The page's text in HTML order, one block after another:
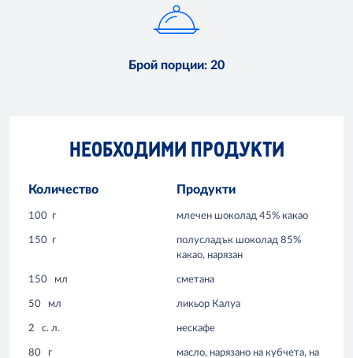
Брой порции: 20
НЕОБХОДИМИ ПРОДУКТИ
Количество Продукти
100 г млечен шоколад 45% какао
150 г
полусладък шоколад 85%
какао, нарязан
150 мл сметана
50 мл ликьор Калуа
2 с. л. нескафе
80 г
масло, нарязано на кубчета, на